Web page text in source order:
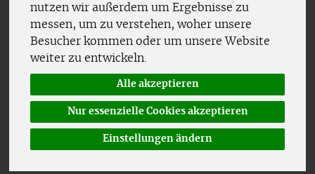
nutzen wir außerdem um Ergebnisse zu
messen, um zu verstehen, woher unsere
Besucher kommen oder um unsere Website
weiter zu entwickeln.
Alle akzeptieren
Nur essenzielle Cookies akzeptieren
Einstellungen ändern